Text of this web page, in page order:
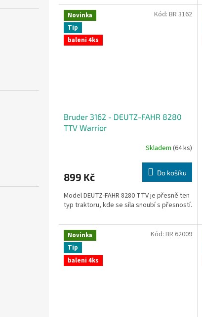
Novinka
Tip
baleni 4ks
Bruder 3162 - DEUTZ-FAHR 8280
TTV Warrior
Skladem (64 ks)
899 Kč Do košíku
Model DEUTZ-FAHR 8280 TTV je přesně ten
typ traktoru, kde se síla snoubí s přesností.
Kód: BR 3162
Novinka
Tip
baleni 4ks
Kód: BR 62009